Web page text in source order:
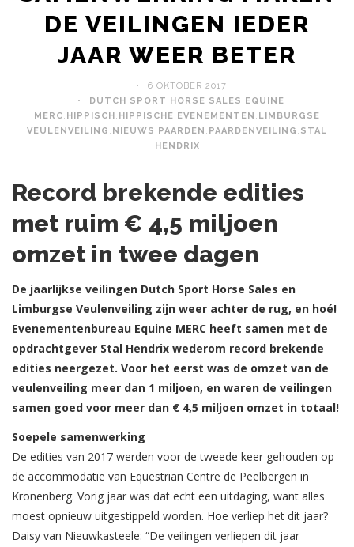
DE VEILINGEN IEDER
JAAR WEER BETER
6 OKTOBER 2017
DUTCH SPORT HORSE SALES , EQUINE
MERC, HIPPISCH , HIPPISCHE EVENEMENTEN , LIMBURGSE
VEULENVEILING , NIEUWS , PAARDEN , PAARDENVEILING , STAL
HENDRIX
Record brekende edities
met ruim € 4,5 miljoen
omzet in twee dagen
De jaarlijkse veilingen Dutch Sport Horse Sales en
Limburgse Veulenveiling zijn weer achter de rug, en hoé!
Evenementenbureau Equine MERC heeft samen met de
opdrachtgever Stal Hendrix wederom record brekende
edities neergezet. Voor het eerst was de omzet van de
veulenveiling meer dan 1 miljoen, en waren de veilingen
samen goed voor meer dan € 4,5 miljoen omzet in totaal!
Soepele samenwerking
De edities van 2017 werden voor de tweede keer gehouden op
de accommodatie van Equestrian Centre de Peelbergen in
Kronenberg. Vorig jaar was dat echt een uitdaging, want alles
moest opnieuw uitgestippeld worden. Hoe verliep het dit jaar?
Daisy van Nieuwkasteele: “De veilingen verliepen dit jaar